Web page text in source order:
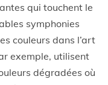
qui touchent le
symphonies
couleurs dans l’art
exemple, utilisent
dégradées où